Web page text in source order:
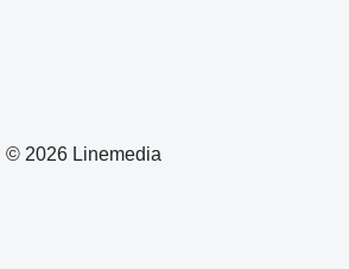
© 2026 Linemedia